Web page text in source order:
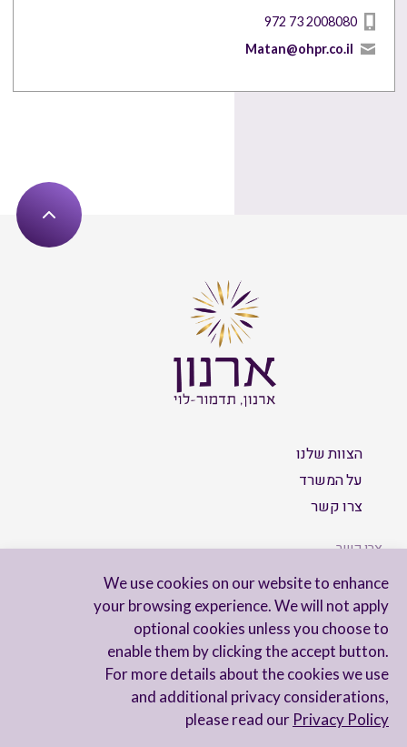
We use cookies on our website to enhance
your browsing experience. We will not apply
optional cookies unless you choose to
enable them by clicking the accept button.
For more details about the cookies we use
and additional privacy considerations,
please read our Privacy Policy
972 73 2008080
Matan@ohpr.co.il
הצוות שלנו
על המשרד
צרו קשר
צרו קשר
הישארו מעודכנים